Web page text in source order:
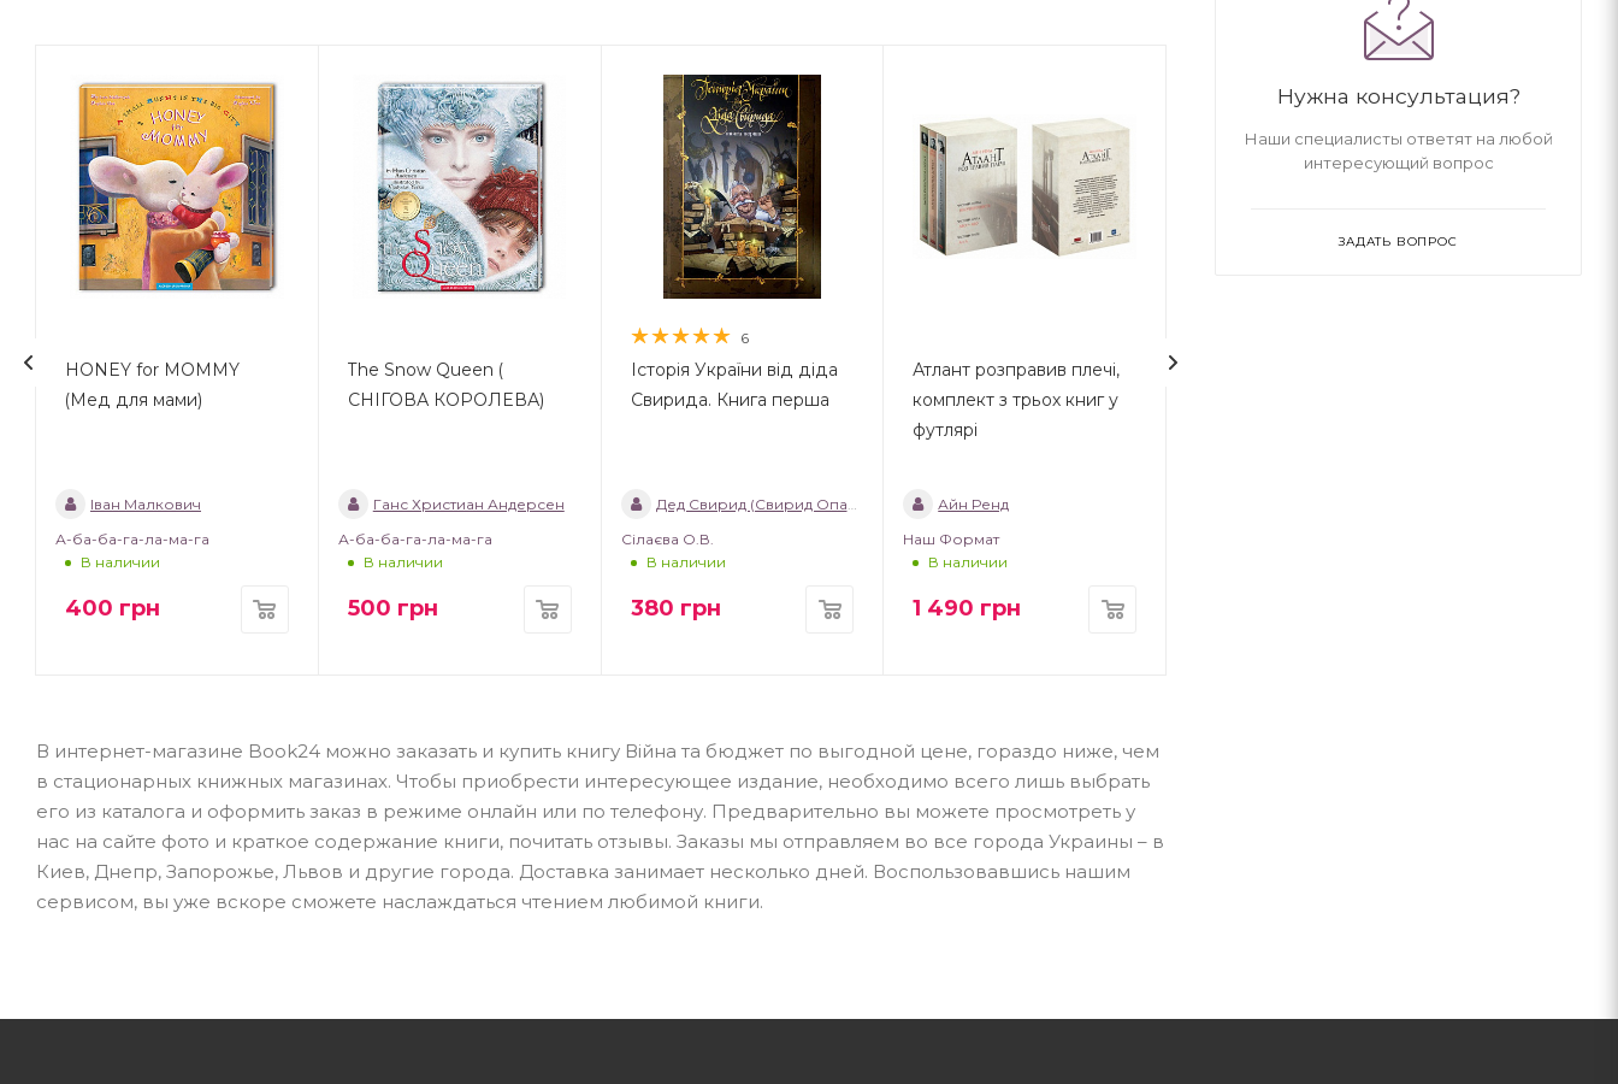
HONEY for MOMMY
(Мед для мами)
Іван Малкович
А-ба-ба-га-ла-ма-га
В наличии
400 грн
The Snow Queen (
CНІГОВА КОРОЛЕВА)
Ганс Христиан Андерсен
А-ба-ба-га-ла-ма-га
В наличии
500 грн
6
Історія України від діда
Свирида. Книга перша
Дед Свирид (Свирид Опанасович)
Сілаєва О.В.
В наличии
380 грн
Атлант розправив плечі,
комплект з трьох книг у
футлярі
Айн Ренд
Наш Формат
В наличии
1 490 грн
В интернет-магазине Book24 можно заказать и купить книгу Війна та бюджет по выгодной цене, гораздо ниже, чем
в стационарных книжных магазинах. Чтобы приобрести интересующее издание, необходимо всего лишь выбрать
его из каталога и оформить заказ в режиме онлайн или по телефону. Предварительно вы можете просмотреть у
нас на сайте фото и краткое содержание книги, почитать отзывы. Заказы мы отправляем во все города Украины – в
Киев, Днепр, Запорожье, Львов и другие города. Доставка занимает несколько дней. Воспользовавшись нашим
сервисом, вы уже вскоре сможете наслаждаться чтением любимой книги.
Нужна консультация?
Наши специалисты ответят на любой
интересующий вопрос
ЗАДАТЬ ВОПРОС